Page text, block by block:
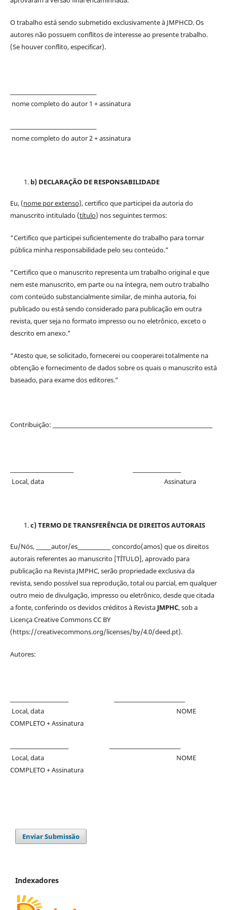
O trabalho está sendo submetido exclusivamente à JMPHCD. Os
autores não possuem conflitos de interesse ao presente trabalho.
(Se houver conflito, especificar).
nome completo do autor 1 + assinatura
nome completo do autor 2 + assinatura
b) DECLARAÇÃO DE RESPONSABILIDADE
Eu, (nome por extenso), certifico que participei da autoria do
manuscrito intitulado (título) nos seguintes termos:
“Certifico que participei suficientemente do trabalho para tornar
pública minha responsabilidade pelo seu conteúdo.”
“Certifico que o manuscrito representa um trabalho original e que
nem este manuscrito, em parte ou na íntegra, nem outro trabalho
com conteúdo substancialmente similar, de minha autoria, foi
publicado ou está sendo considerado para publicação em outra
revista, quer seja no formato impresso ou no eletrônico, exceto o
descrito em anexo.”
“Atesto que, se solicitado, fornecerei ou cooperarei totalmente na
obtenção e fornecimento de dados sobre os quais o manuscrito está
baseado, para exame dos editores.”
Contribuição: _______________________________________________________________
Local, data Assinatura
c) TERMO DE TRANSFERÊNCIA DE DIREITOS AUTORAIS
Eu/Nós, ______autor/es_____________ concordo(amos) que os direitos
autorais referentes ao manuscrito [TÍTULO], aprovado para
publicação na Revista JMPHC, serão propriedade exclusiva da
revista, sendo possível sua reprodução, total ou parcial, em qualquer
outro meio de divulgação, impresso ou eletrônico, desde que citada
a fonte, conferindo os devidos créditos à Revista JMPHC, sob a
Licença Creative Commons CC BY
(https://creativecommons.org/licenses/by/4.0/deed.pt).
Autores:
Local, data NOME
COMPLETO + Assinatura
Local, data NOME
COMPLETO + Assinatura
Enviar Submissão
Indexadores